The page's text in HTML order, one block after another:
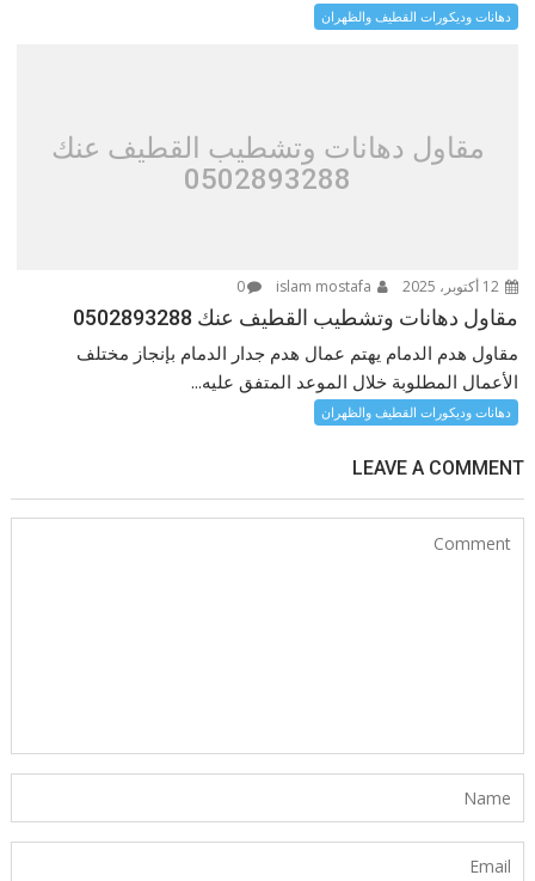
دهانات وديكورات القطيف والظهران
مقاول دهانات وتشطيب القطيف عنك
0502893288
12 أكتوبر، 2025 0
مقاول دهانات وتشطيب القطيف عنك 0502893288
مقاول هدم الدمام يهتم عمال هدم جدار الدمام بإنجاز مختلف
الأعمال المطلوبة خلال الموعد المتفق عليه...
دهانات وديكورات القطيف والظهران
LEAVE A COMMENT